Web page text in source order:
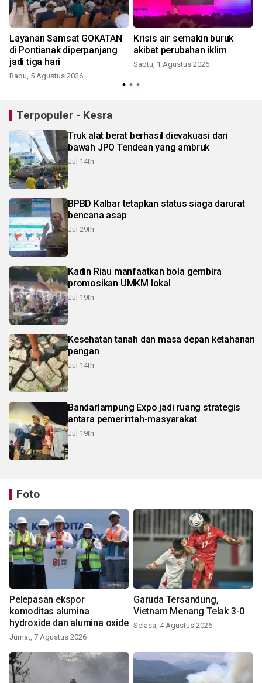
Layanan Samsat GOKATAN
di Pontianak diperpanjang
jadi tiga hari
Rabu, 5 Agustus 2026
Krisis air semakin buruk
akibat perubahan iklim
Sabtu, 1 Agustus 2026
Terpopuler - Kesra
Truk alat berat berhasil dievakuasi dari
bawah JPO Tendean yang ambruk
Jul 14th
BPBD Kalbar tetapkan status siaga darurat
bencana asap
Jul 29th
Kadin Riau manfaatkan bola gembira
promosikan UMKM lokal
Jul 19th
Kesehatan tanah dan masa depan ketahanan
pangan
Jul 14th
Bandarlampung Expo jadi ruang strategis
antara pemerintah-masyarakat
Jul 19th
Foto
Pelepasan ekspor
komoditas alumina
hydroxide dan alumina oxide
Jumat, 7 Agustus 2026
Garuda Tersandung,
Vietnam Menang Telak 3-0
Selasa, 4 Agustus 2026